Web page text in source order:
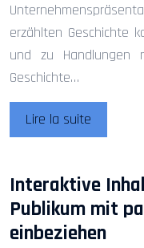
erzählten Geschichte
und zu Handlungen
Geschichte…
Lire la suite
Interaktive
Publikum mit
einbeziehen